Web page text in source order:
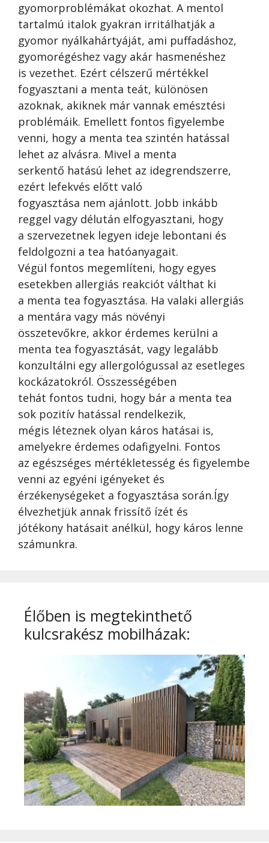
gyomorproblémákat okozhat. A mentol
tartalmú italok gyakran irritálhatják a
gyomor nyálkahártyáját, ami puffadáshoz,
gyomorégéshez vagy akár hasmenéshez
is vezethet. Ezért célszerű mértékkel
fogyasztani a menta teát, különösen
azoknak, akiknek már vannak emésztési
problémáik. Emellett fontos figyelembe
venni, hogy a menta tea szintén hatással
lehet az alvásra. Mivel a menta
serkentő hatású lehet az idegrendszerre,
ezért lefekvés előtt való
fogyasztása nem ajánlott. Jobb inkább
reggel vagy délután elfogyasztani, hogy
a szervezetnek legyen ideje lebontani és
feldolgozni a tea hatóanyagait.
Végül fontos megemlíteni, hogy egyes
esetekben allergiás reakciót válthat ki
a menta tea fogyasztása. Ha valaki allergiás
a mentára vagy más növényi
összetevőkre, akkor érdemes kerülni a
menta tea fogyasztását, vagy legalább
konzultálni egy allergológussal az esetleges
kockázatokról. Összességében
tehát fontos tudni, hogy bár a menta tea
sok pozitív hatással rendelkezik,
mégis léteznek olyan káros hatásai is,
amelyekre érdemes odafigyelni. Fontos
az egészséges mértékletesség és figyelembe
venni az egyéni igényeket és
érzékenységeket a fogyasztása során.Így
élvezhetjük annak frissítő ízét és
jótékony hatásait anélkül, hogy káros lenne
számunkra.
Élőben is megtekinthető
kulcsrakész mobilházak: